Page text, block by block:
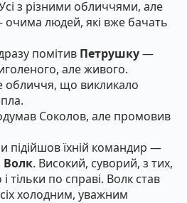
з різними обличчями, але
людей, які вже бачать
помітив Петрушку—
але живого.
обличчя, що викликало
Соколов, але промовив
підійшов їхній командир —
Волк. Високий, суворий, з тих,
тільки по справі. Волк став
холодним, уважним